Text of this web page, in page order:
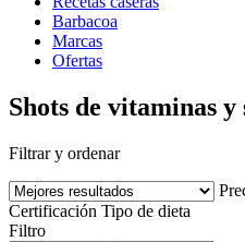
Barbacoa
Marcas
Ofertas
Shots de vitaminas y
Filtrar y ordenar
Certificación Tipo de dieta
Filtro